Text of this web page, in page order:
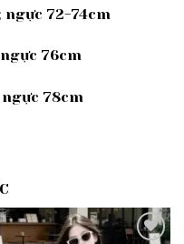
ngực 72-74cm
ngực 76cm
ngực 78cm